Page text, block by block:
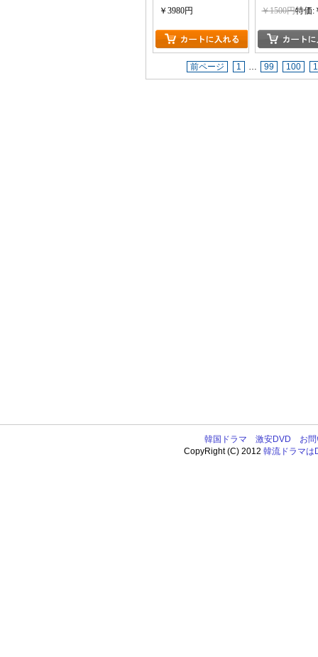
￥3980円 ￥1500円特価:
前ページ 1 … 99 100
韓国ドラマ 激安DVD
お
CopyRight (C) 2012韓流ドラマは